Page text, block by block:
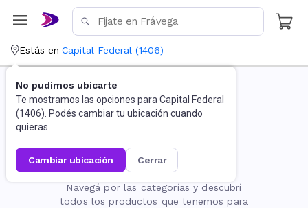
Estás en Capital Federal (1406)
No pudimos ubicarte
Te mostramos las opciones para Capital Federal
(1406). Podés cambiar tu ubicación cuando
quieras.
cambiar ubicación cerrar
La página no existe
Navegá por las categorías y descubrí
todos los productos que tenemos para